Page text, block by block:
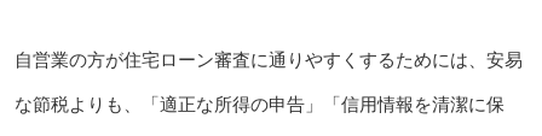
自営業の方が住宅ローン審査に通りやすくするためには、安易
な節税よりも、「適正な所得の申告」「信用情報を清潔に保